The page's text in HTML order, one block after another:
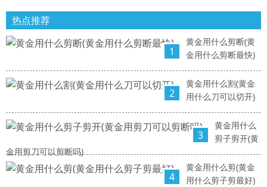
热点推荐
1
黄金用什么剪断(黄
金用什么剪断最快)
2
黄金用什么割(黄金
用什么刀可以切开)
3
黄金用什么
剪子剪开(黄
金用剪刀可以剪断吗)
4
黄金用什么剪(黄金
用什么剪子剪最好)